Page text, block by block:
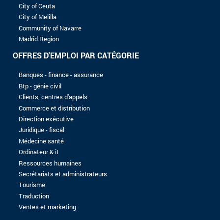
8 à 10 ans
Plus de 10 ans
NIVEAU D'ÉTUDES
Sans baccalauréat
Bac
Bac +2
Bac +3
Bac +4
Bac +5
Aucun enregistrement trouvé avec les